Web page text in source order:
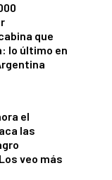
que
lo último en
el
las
veo más